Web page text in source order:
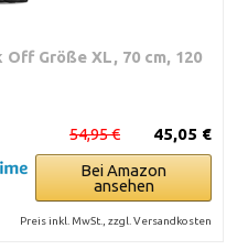
Größe XL, 70 cm, 120
45,05 €
54,95 €
Bei Amazon
ansehen
Preis inkl. MwSt., zzgl. Versandkosten